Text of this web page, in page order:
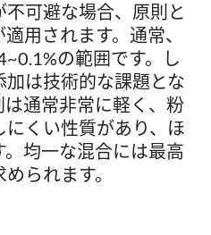
可避な場合、原則と
用されます。通常、
の範囲です。し
は技術的な課題とな
通常非常に軽く、粉
くい性質があり、ほ
均一な混合には最高
られます。